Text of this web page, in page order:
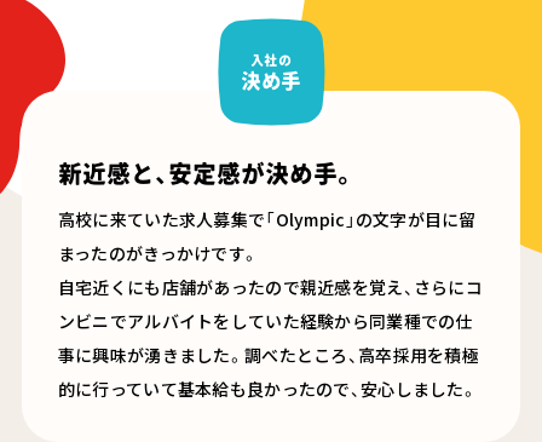
入社の
決め手
新近感と、安定感が決め手。
高校に来ていた求人募集で「Olympic 」の文字が目に留
まったのがきっかけです。
自宅近くにも店舗があったので親近感を覚え、さらにコ
ンビニでアルバイトをしていた経験から同業種での仕
事に興味が湧きました。調べたところ、高卒採用を積極
的に行っていて基本給も良かったので、安心しました。